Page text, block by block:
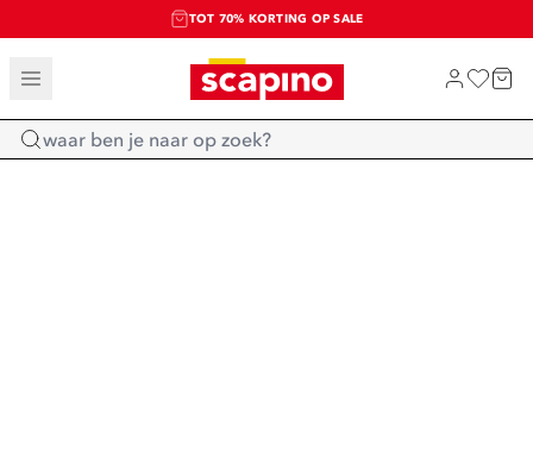
TOT 70% KORTING OP SALE
SALE: LAATSTE KANS!
SHOP NIEUW
Home